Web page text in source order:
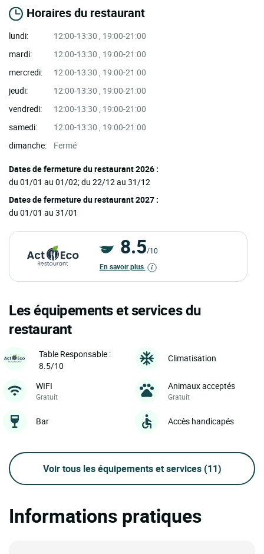
Horaires du restaurant
lundi:
12:00-13:30 , 19:00-21:00
mardi:
12:00-13:30 , 19:00-21:00
mercredi:
12:00-13:30 , 19:00-21:00
jeudi:
12:00-13:30 , 19:00-21:00
vendredi:
12:00-13:30 , 19:00-21:00
samedi:
12:00-13:30 , 19:00-21:00
dimanche:
Fermé
Dates de fermeture du restaurant 2026 :
du 01/01 au 01/02; du 22/12 au 31/12
Dates de fermeture du restaurant 2027 :
du 01/01 au 31/01
8.5/10
En savoir plus
Les équipements et services du
restaurant
Table Responsable :
8.5/10
Climatisation
WIFI
Gratuit
Animaux acceptés
Gratuit
Bar Accès handicapés
Voir tous les équipements et services (11)
Informations pratiques